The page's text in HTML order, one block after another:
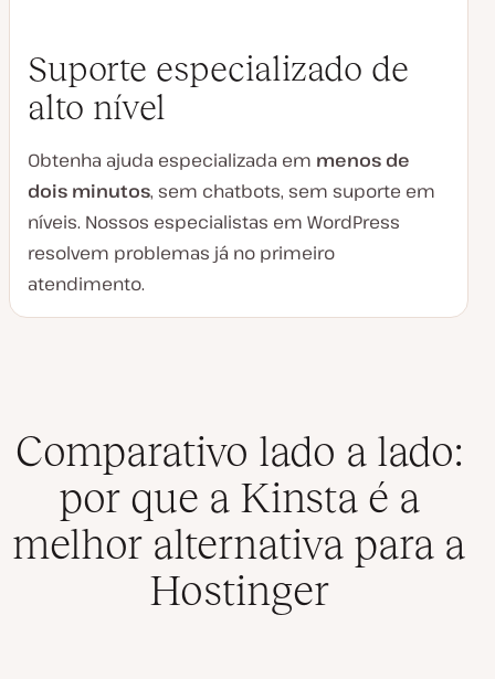
Suporte especializado de
alto nível
Obtenha ajuda especializada em menos de
dois minutos, sem chatbots, sem suporte em
níveis. Nossos especialistas em WordPress
resolvem problemas já no primeiro
atendimento.
Comparativo lado a lado:
por que a Kinsta é a
melhor alternativa para a
Hostinger